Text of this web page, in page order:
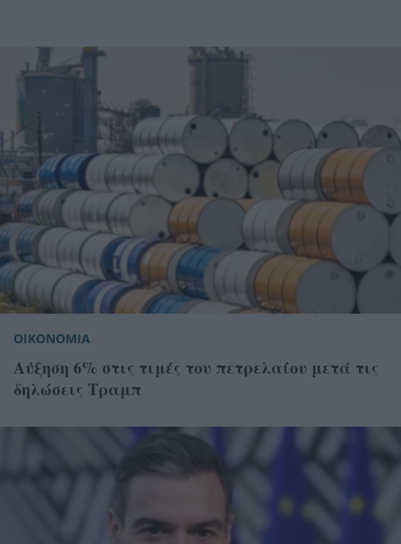
ΟΙΚΟΝΟΜΙΑ
Αύξηση 6% στις τιμές του πετρελαίου μετά τις
δηλώσεις Τραμπ